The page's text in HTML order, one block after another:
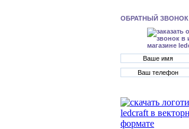
ОБРАТНЫЙ ЗВОНОК